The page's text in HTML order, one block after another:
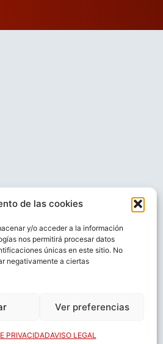
de las cookies
y/o acceder a la información
nos permitirá procesar datos
únicas en este sitio. No
negativamente a ciertas
Ver preferencias
PRIVACIDADAVISO LEGAL